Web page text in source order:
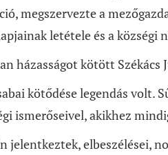
megszervezte a
letétele és a községi
házasságot kötött
kötődése legendás
ismerőseivel, akikhez
jelentkeztek, elbeszélései,